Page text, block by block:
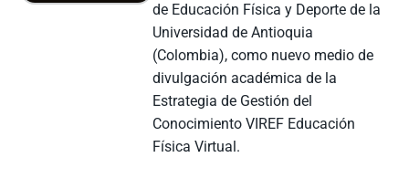
de Educación Física y Deporte de la
Universidad de Antioquia
(Colombia), como nuevo medio de
divulgación académica de la
Estrategia de Gestión del
Conocimiento VIREF Educación
Física Virtual.